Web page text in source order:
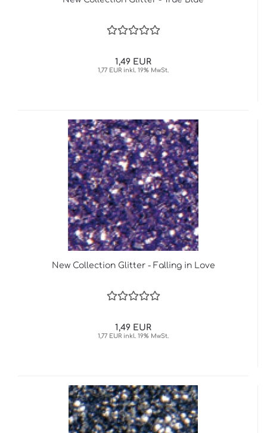
1,49 EUR
1,77 EUR inkl. 19% MwSt.
New Collection Glitter - Falling in Love
1,49 EUR
1,77 EUR inkl. 19% MwSt.